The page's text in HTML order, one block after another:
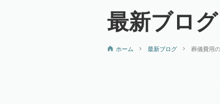
最新ブログ
ホーム 最新ブログ 葬儀費用